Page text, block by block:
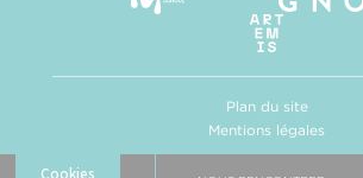
Plan du site
Mentions légales
Politique de confidentialité